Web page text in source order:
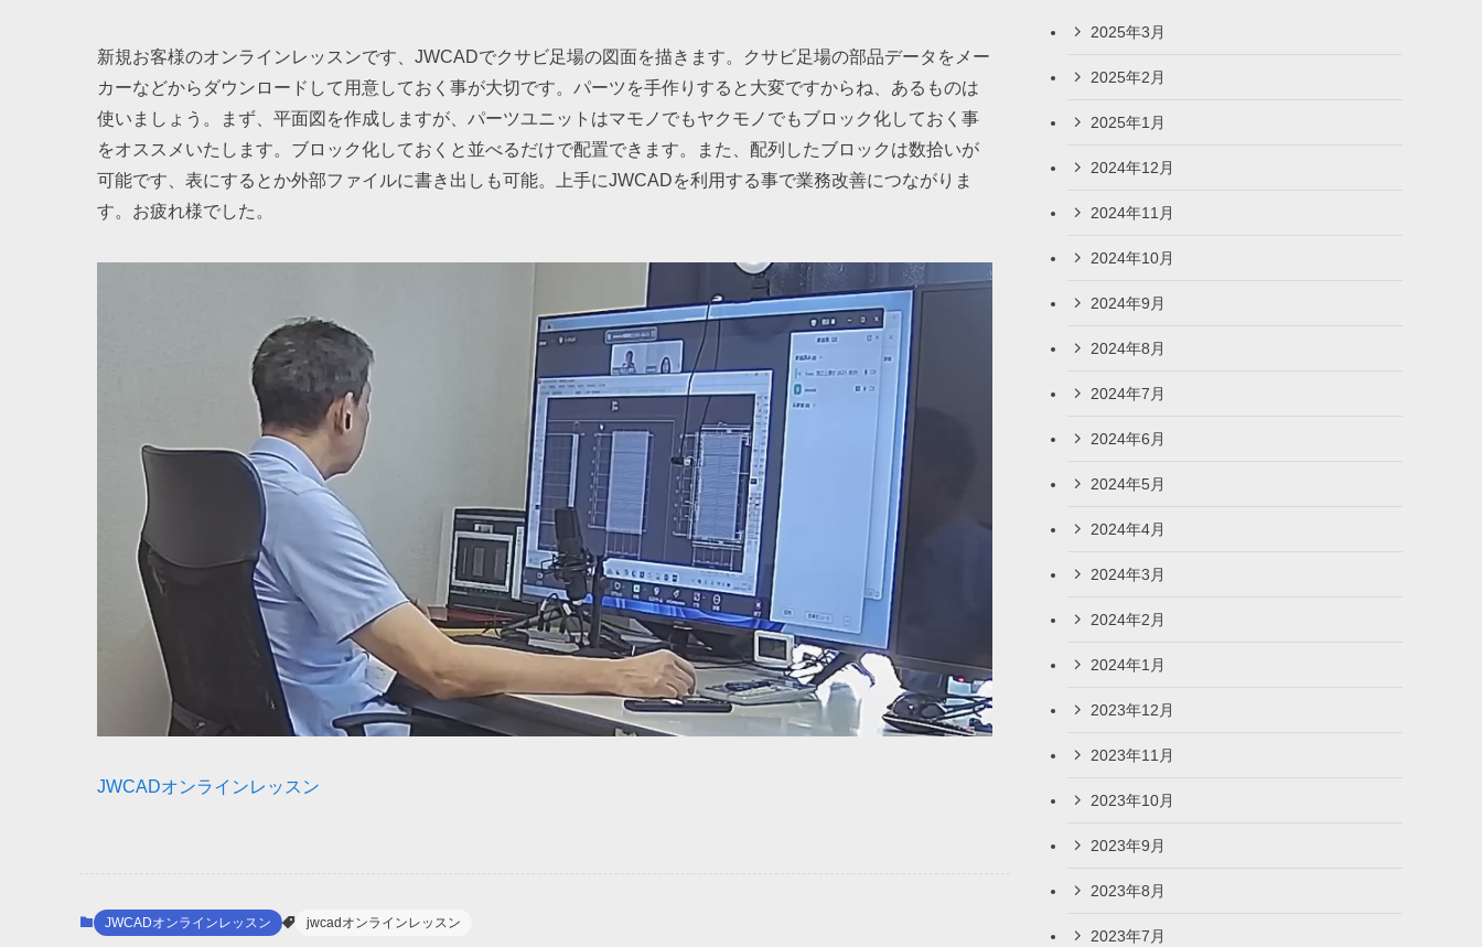
新規お客様のオンラインレッスンです、JWCADでクサビ足場の図面を描きます。クサビ足場の部品データをメー
カーなどからダウンロードして用意しておく事が大切です。パーツを手作りすると大変ですからね、あるものは
使いましょう。まず、平面図を作成しますが、パーツユニットはマモノでもヤクモノでもブロック化しておく事
をオススメいたします。ブロック化しておくと並べるだけで配置できます。また、配列したブロックは数拾いが
可能です、表にするとか外部ファイルに書き出しも可能。上手にJWCADを利用する事で業務改善につながりま
す。お疲れ様でした。
JWCADオンラインレッスン
JWCADオンラインレッスン jwcadオンラインレッスン
2025年3月
2025年2月
2025年1月
2024年12月
2024年11月
2024年10月
2024年9月
2024年8月
2024年7月
2024年6月
2024年5月
2024年4月
2024年3月
2024年2月
2024年1月
2023年12月
2023年11月
2023年10月
2023年9月
2023年8月
2023年7月